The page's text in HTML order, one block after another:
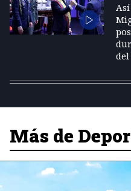
del
Más de